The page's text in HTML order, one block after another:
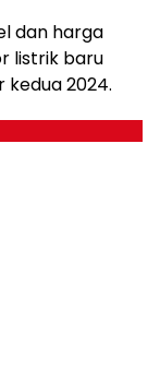
dan harga
listrik baru
kedua 2024.